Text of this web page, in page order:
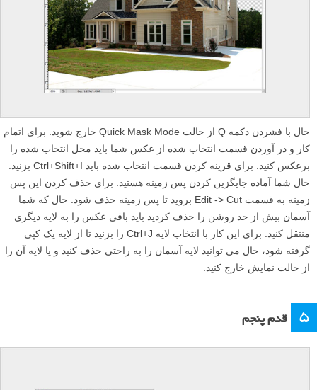
حال با فشردن دکمه Q از حالت Quick Mask Mode خارج شوید. برای اتمام
کار و در آوردن قسمت انتخاب شده از عکس شما باید محل انتخاب شده را
برعکس کنید. برای قرینه کردن قسمت انتخاب شده باید Ctrl+Shift+I بزنید.
حال شما آماده جایگزین کردن پس زمینه هستید. برای حذف کردن این پس
زمینه به قسمت Edit -> Cut بروید تا پس زمینه حذف شود. حال که شما
آسمان بیش از حد روشن را حذف کردید باید باقی عکس را به لایه دیگری
منتقل کنید. برای این کار با انتخاب لایه Ctrl+J را بزنید تا از لایه یک کپی
گرفته شود، حال می توانید لایه آسمان را به راحتی حذف کنید و یا لایه آن را
از حالت نمایش خارج کنید.
۵ قدم پنجم